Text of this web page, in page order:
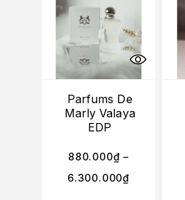
Parfums De
Marly Valaya
EDP
880.000₫ –
6.300.000₫